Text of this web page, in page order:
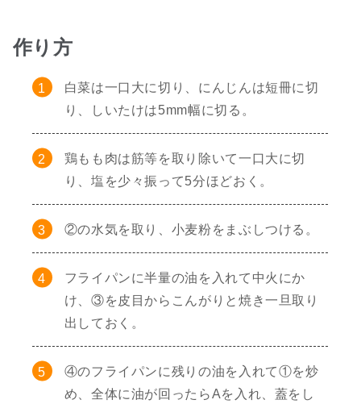
作り方
白菜は一口大に切り、にんじんは短冊に切
り、しいたけは5mm幅に切る。
鶏もも肉は筋等を取り除いて一口大に切
り、塩を少々振って5分ほどおく。
②の水気を取り、小麦粉をまぶしつける。
フライパンに半量の油を入れて中火にか
け、③を皮目からこんがりと焼き一旦取り
出しておく。
④のフライパンに残りの油を入れて①を炒
め、全体に油が回ったらAを入れ、蓋をし